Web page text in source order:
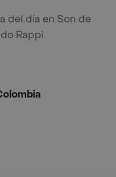
del día en Son de
Rappi.